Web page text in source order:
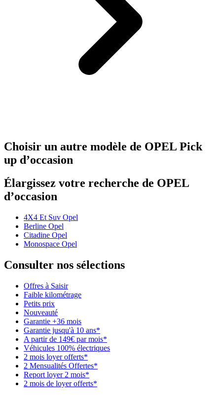
Choisir un autre modèle de OPEL Pick
up d’occasion
Élargissez votre recherche de OPEL
d’occasion
4X4 Et Suv Opel
Berline Opel
Citadine Opel
Monospace Opel
Consulter nos sélections
Offres à Saisir
Faible kilométrage
Petits prix
Nouveauté
Garantie +36 mois
Garantie jusqu'à 10 ans*
A partir de 149€ par mois*
Véhicules 100% électriques
2 mois loyer offerts*
2 Mensualités Offertes*
Report loyer 2 mois*
2 mois de loyer offerts*